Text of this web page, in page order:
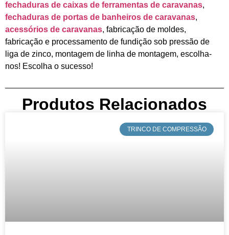
fechaduras de caixas de ferramentas de caravanas,
fechaduras de portas de banheiros de caravanas,
acessórios de caravanas, fabricação de moldes,
fabricação e processamento de fundição sob pressão de
liga de zinco, montagem de linha de montagem, escolha-
nos! Escolha o sucesso!
Produtos Relacionados
​TRINCO DE COMPRESSÃO